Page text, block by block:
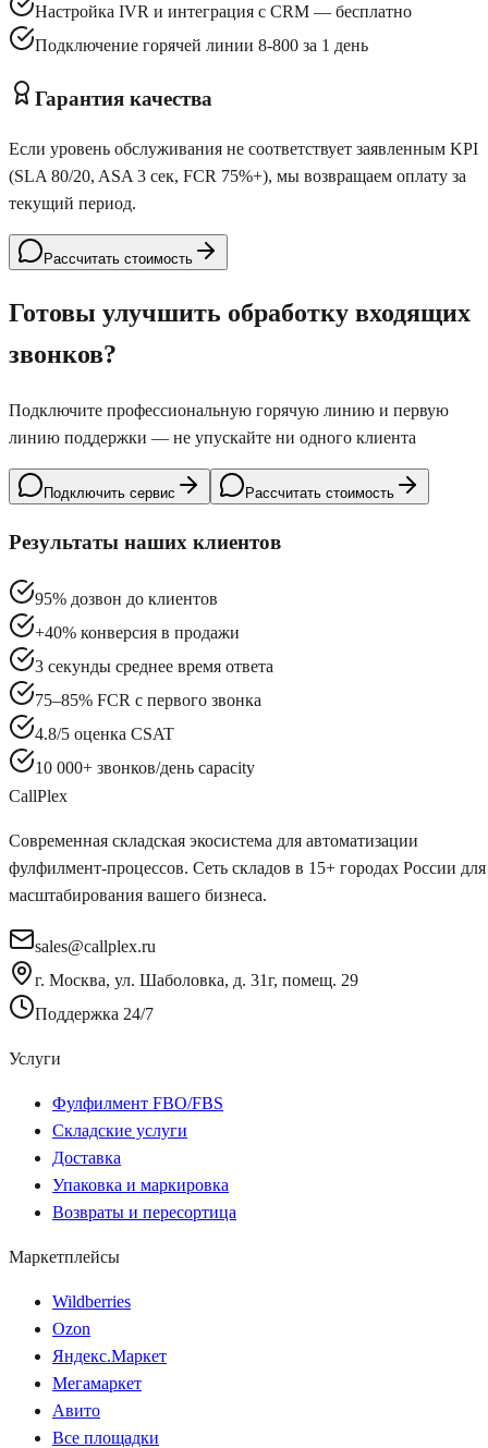
Настройка IVR и интеграция с CRM — бесплатно
Подключение горячей линии 8-800 за 1 день
Гарантия качества
Если уровень обслуживания не соответствует заявленным KPI
(SLA 80/20, ASA 3 сек, FCR 75%+), мы возвращаем оплату за
текущий период.
Рассчитать стоимость
Готовы улучшить обработку входящих
звонков?
Подключите профессиональную горячую линию и первую
линию поддержки — не упускайте ни одного клиента
Подключить сервис Рассчитать стоимость
Результаты наших клиентов
95% дозвон до клиентов
+40% конверсия в продажи
3 секунды среднее время ответа
75–85% FCR с первого звонка
4.8/5 оценка CSAT
10 000+ звонков/день capacity
CallPlex
Современная складская экосистема для автоматизации
фулфилмент-процессов. Сеть складов в 15+ городах России для
масштабирования вашего бизнеса.
sales@callplex.ru
г. Москва, ул. Шаболовка, д. 31г, помещ. 29
Поддержка 24/7
Услуги
Фулфилмент FBO/FBS
Складские услуги
Доставка
Упаковка и маркировка
Возвраты и пересортица
Маркетплейсы
Wildberries
Ozon
Яндекс.Маркет
Мегамаркет
Авито
Все площадки